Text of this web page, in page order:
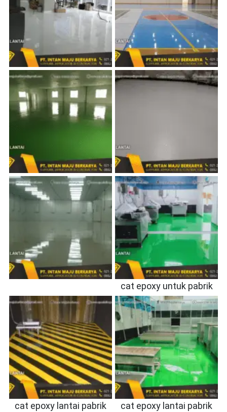
cat epoxy untuk pabrik
cat epoxy lantai pabrik cat epoxy lantai pabrik